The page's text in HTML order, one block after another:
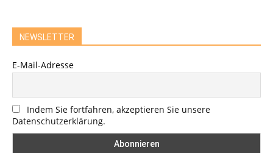
NEWSLETTER
E-Mail-Adresse
Indem Sie fortfahren, akzeptieren Sie unsere
Datenschutzerklärung.